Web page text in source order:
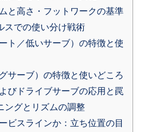
と高さ・フットワークの基準
スでの使い分け戦術
ト／低いサーブ）の特徴と使
サーブ）の特徴と使いどころ
びドライブサーブの応用と罠
ングとリズムの調整
ビスラインか：立ち位置の目